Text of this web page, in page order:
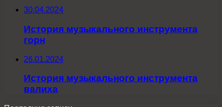
30.04.2024
История музыкального инструмента
горн
26.01.2024
История музыкального инструмента
валиха